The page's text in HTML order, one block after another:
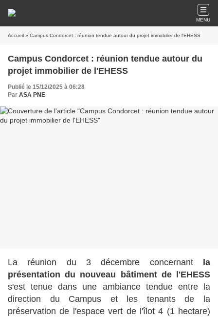
MENU
Accueil » Campus Condorcet : réunion tendue autour du projet immobilier de l'EHESS
Campus Condorcet : réunion tendue autour du
projet immobilier de l'EHESS
Publié le 15/12/2025 à 06:28
Par ASA PNE
La réunion du 3 décembre concernant
la
présentation du nouveau bâtiment de l'EHESS
s'est tenue dans une ambiance tendue entre la
direction du Campus et les tenants de la
préservation de l'espace vert de l'îlot 4 (1 hectare)